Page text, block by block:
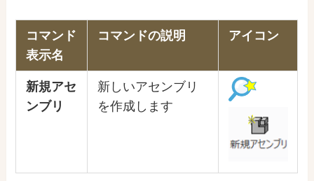
コマンド
表示名
コマンドの説明 アイコン
新規アセ
ンブリ
新しいアセンブリ
を作成します